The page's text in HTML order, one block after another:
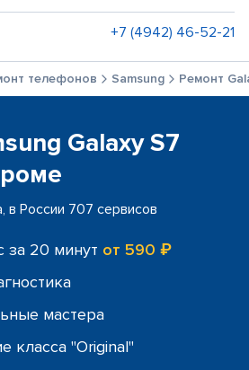
+7 (4942) 46-52-21
телефонов Samsung Ремонт
Galaxy S7
в России 707 сервисов
за 20 минут от 590 ₽
мастера
класса "Original"